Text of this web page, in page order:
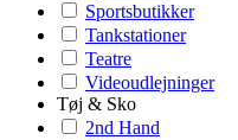
Sportsbutikker
Tankstationer
Teatre
Videoudlejninger
Tøj & Sko
2nd Hand